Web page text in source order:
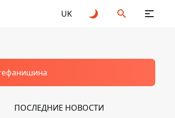
UK
ПОСЛЕДНИЕ НОВОСТИ